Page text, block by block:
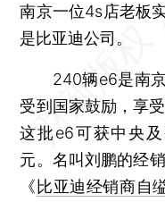
南京一位4s店老板
是比亚迪公司。
240辆e6是南京
受到国家鼓励，享
这批e6可获中央
元。名叫刘鹏的经
《 比亚迪经销商自